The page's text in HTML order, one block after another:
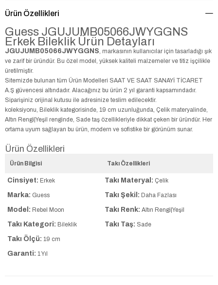
Ürün Özellikleri
Guess JGUJUMB05066JWYGGNS
Erkek Bileklik Ürün Detayları
JGUJUMB05066JWYGGNS, markasının kullanıcılar için tasarladığı şık
ve zarif bir üründür. Bu özel model, yüksek kaliteli malzemeler ve titiz işçilikle
üretilmiştir.
Sitemizde bulunan tüm Ürün Modelleri SAAT VE SAAT SANAYİ TİCARET
A.Ş güvencesi altındadır. Alacağınız bu ürün 2 yıl garanti kapsamındadır.
Siparişiniz orijinal kutusu ile adresinize teslim edilecektir.
koleksiyonu, Bileklik kategorisinde, 19 cm uzunluğunda, Çelik materyalinde,
Altın Rengi|Yeşil renginde, Sade taş özellikleriyle dikkat çeken bir üründür. Her
ortama uyum sağlayan bu ürün, modern ve sofistike bir görünüm sunar.
Ürün Özellikleri
Ürün Bilgisi Takı Özellikleri
Cinsiyet: Erkek Takı Materyal: Çelik
Marka: Guess Takı Şekil: Daha Fazlası
Model: Rebel Moon Takı Renk: Altın Rengi|Yeşil
Takı Kategori: Bileklik Takı Taş: Sade
Takı Ölçü: 19 cm
Garanti: 1 Yıl